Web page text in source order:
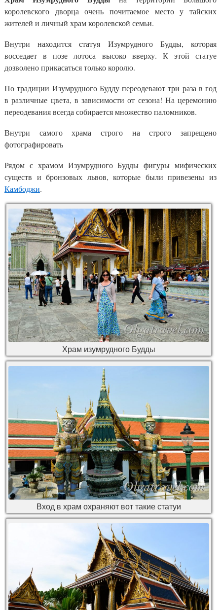
королевского дворца очень почитаемое место у тайских
жителей и личный храм королевской семьи.
Внутри находится статуя Изумрудного Будды, которая
восседает в позе лотоса высоко вверху. К этой статуе
дозволено прикасаться только королю.
По традиции Изумрудного Будду переодевают три раза в год
в различные цвета, в зависимости от сезона! На церемонию
переодевания всегда собирается множество паломников.
Внутри самого храма строго на строго запрещено
фотографировать
Рядом с храмом Изумрудного Будды фигуры мифических
существ и бронзовых львов, которые были привезены из
Камбоджи.
Храм изумрудного Будды
Вход в храм охраняют вот такие статуи